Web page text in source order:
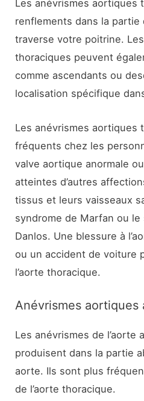
Les anévrismes aortiques
renflements dans la
traverse votre poitrine.
thoraciques peuvent
comme ascendants ou
localisation spécifique
Les anévrismes aortiques
fréquents chez les
valve aortique anormale
atteintes d’autres
tissus et leurs vaisseaux
syndrome de Marfan ou
Danlos. Une blessure à
ou un accident de voiture
l’aorte thoracique.
Anévrismes aortiques
Les anévrismes de l’aorte
produisent dans la partie
aorte. Ils sont plus
de l’aorte thoracique.